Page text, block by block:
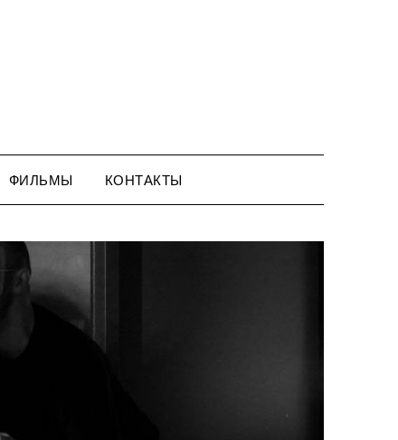
ФИЛЬМЫ КОНТАКТЫ